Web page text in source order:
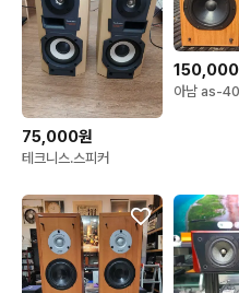
75,000원
테크니스.스피커
150,000